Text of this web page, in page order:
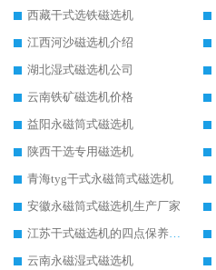
西藏干式选铁磁选机
江西河沙磁选机介绍
湖北湿式磁选机公司
云南铁矿磁选机价格
益阳永磁筒式磁选机
陕西干选专用磁选机
青海tyg干式永磁筒式磁选机
安徽永磁筒式磁选机生产厂家
江苏干式磁选机的四点保养秘籍
云南永磁湿式磁选机